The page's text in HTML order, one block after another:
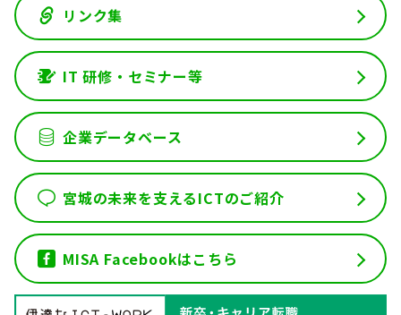
リンク集
IT 研修・セミナー等
企業データベース
宮城の未来を支えるICTのご紹介
MISA Facebookはこちら